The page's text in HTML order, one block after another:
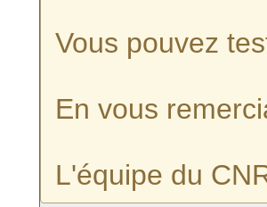
Vous pouvez
En vous
L'équipe du